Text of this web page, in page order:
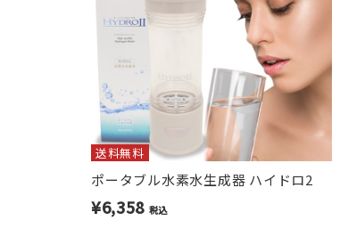
送料無料
ポータブル水素水生成器 ハイドロ2
¥6,358 税込